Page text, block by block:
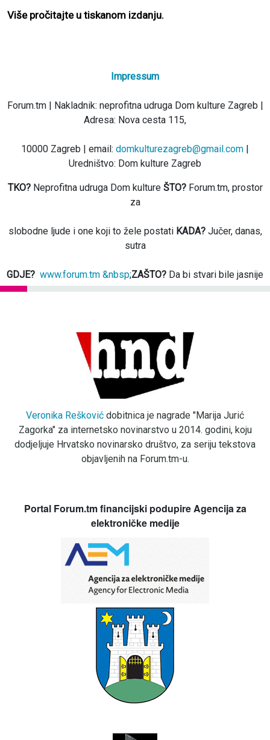
Više pročitajte u tiskanom izdanju.
Impressum
Forum.tm | Nakladnik: neprofitna udruga Dom kulture Zagreb |
Adresa: Nova cesta 115,
10000 Zagreb | email: domkulturezagreb@gmail.com |
Uredništvo: Dom kulture Zagreb
TKO?Neprofitna udruga Dom kulture ŠTO?Forum.tm, prostor
za
slobodne ljude i one koji to žele postati KADA?Jučer, danas,
sutra
GDJE? www.forum.tm &nbsp;ZAŠTO? Da bi stvari bile jasnije
Veronika Rešković dobitnica je nagrade "Marija Jurić
Zagorka" za internetsko novinarstvo u 2014. godini, koju
dodjeljuje Hrvatsko novinarsko društvo, za seriju tekstova
objavljenih na Forum.tm-u.
Portal Forum.tm financijski podupire Agencija za
elektroničke medije